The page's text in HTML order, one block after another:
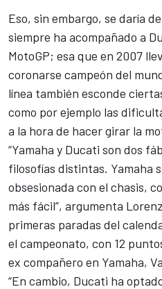
Eso, sin embargo, se daría
siempre ha acompañado a
MotoGP; esa que en 2007
coronarse campeón del
línea también esconde
como por ejemplo las
a la hora de hacer girar la
“Yamaha y Ducati son dos
filosofías distintas. Yamaha
obsesionada con el chasis,
más fácil”, argumenta
primeras paradas del
el campeonato, con 12
ex compañero en Yamaha,
“En cambio, Ducati ha